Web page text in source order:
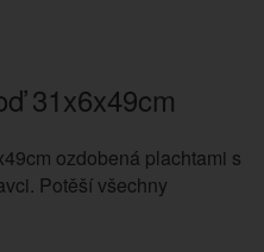
31x6x49cm
ozdobená plachtami s
Potěší všechny